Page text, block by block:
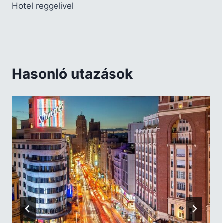
Hotel reggelivel
Hasonló utazások